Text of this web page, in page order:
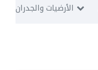
الأرضيات والجدران